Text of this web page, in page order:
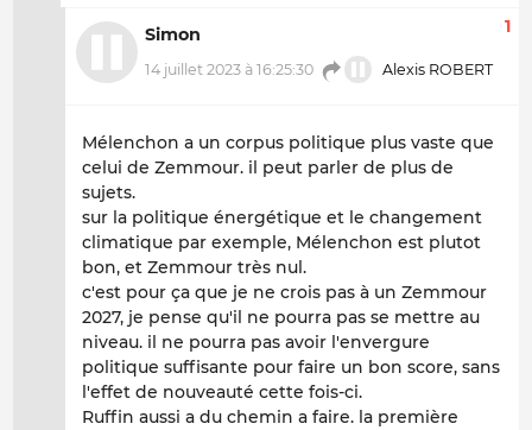
Simon
14 juillet 2023 à 16:25:30 Alexis ROBERT
1
Mélenchon a un corpus politique plus vaste que
celui de Zemmour. il peut parler de plus de
sujets.
sur la politique énergétique et le changement
climatique par exemple, Mélenchon est plutot
bon, et Zemmour très nul.
c'est pour ça que je ne crois pas à un Zemmour
2027, je pense qu'il ne pourra pas se mettre au
niveau. il ne pourra pas avoir l'envergure
politique suffisante pour faire un bon score, sans
l'effet de nouveauté cette fois-ci.
Ruffin aussi a du chemin a faire. la première